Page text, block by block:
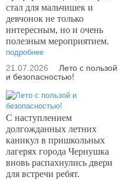
стал для мальчишек и
девчонок не только
интересным, но и очень
полезным мероприятием.
подробнее
21.07.2026
Лето с пользой
и безопасностью!
С наступлением
долгожданных летних
каникул в пришкольных
лагерях города Чернушка
вновь распахнулись двери
для встречи ребят.